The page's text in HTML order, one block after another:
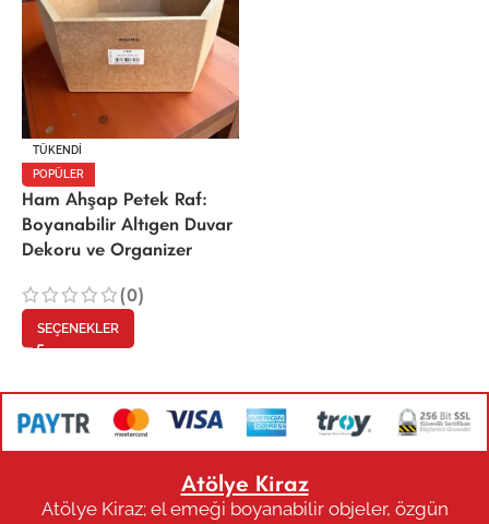
TÜKENDI
POPÜLER
Ham Ahşap Petek Raf:
Boyanabilir Altıgen Duvar
Dekoru ve Organizer
(0)
SEÇENEKLER
Atölye Kiraz
Atölye Kiraz; el emeği boyanabilir objeler, özgün